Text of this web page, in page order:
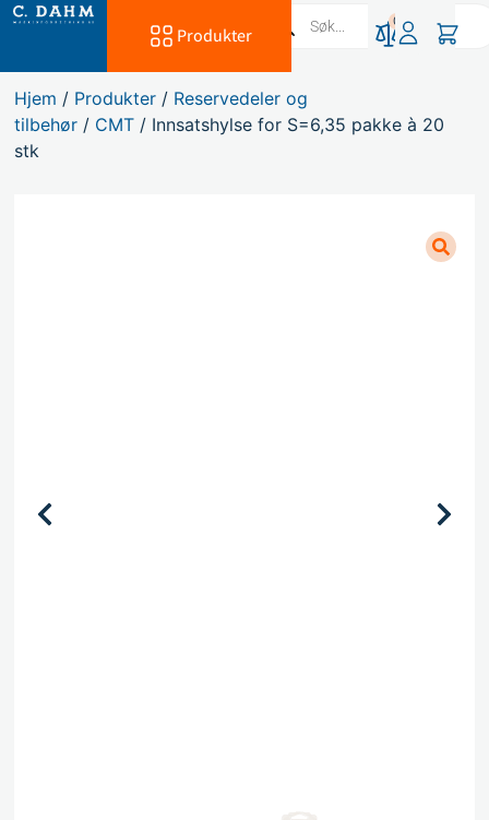
Produkter
0
Hjem / Produkter / Reservedeler og
tilbehør / CMT / Innsatshylse for S=6,35 pakke à 20
stk